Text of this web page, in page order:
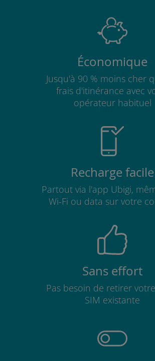
Économique
Jusqu'à 90 % moins cher
frais d'itinérance avec
opérateur habituel
Recharge facile
Partout via l'app Ubigi,
Wi-Fi ou data sur votre
Sans effort
Pas besoin de retirer
SIM existante